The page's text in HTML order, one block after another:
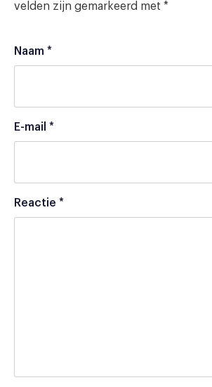
velden zijn gemarkeerd met *
Naam *
E-mail *
Reactie *